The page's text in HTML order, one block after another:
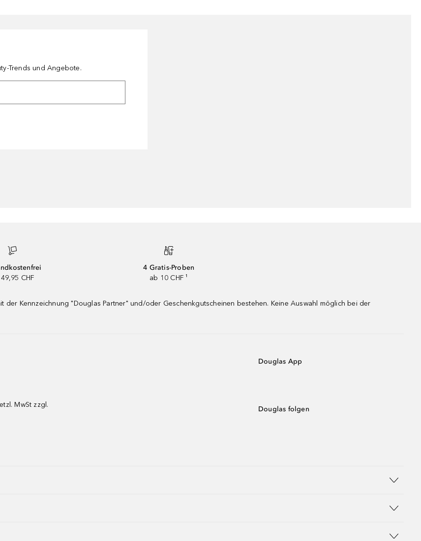
Trends und Angebote.
CHF
4 Gratis-Proben
ab 10 CHF ¹
Kennzeichnung "Douglas Partner" und/oder Geschenkgutscheinen bestehen. Keine Auswahl möglich bei der
MwSt zzgl.
Douglas App
Douglas folgen